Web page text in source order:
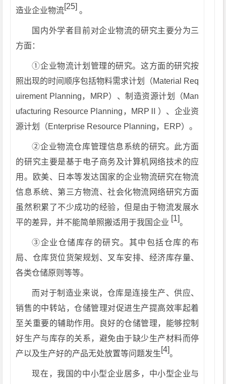
造业企业物流[25] 。
国内外学者目前对企业物流的研究主要分为三
方面：
①企业物流计划管理的研究。这方面的研究按
照出现的时间顺序包括物料需求计划（Material Req
uirement Planning，MRP）、制造资源计划（Man
ufacturing Resource Planning，MRPⅡ）、企业资
源计划（Enterprise Resource Planning，ERP）。
②企业物流仓库管理信息系统的研究。此方面
的研究主要是基于电子商务及计算机网络技术的应
用。欧美、日本等发达国家的企业物流研究在物流
信息系统、第三方物流、社会化物流网络研究方面
虽然积累了不少成功的经验，但是由于物流发展水
平的差异，并不能简单照搬适用于我国企业 [1]。
③企业仓储库存的研究。其中包括仓库的布
局、仓库货位货架规划、叉车安排、经济库存量、
各类仓储原则等等。
而对于制造业来说，仓库是连接生产、供应、
销售的中转站，仓储管理对促进生产提高效率起着
至关重要的辅助作用。良好的仓储管理，能够控制
好生产与库存的关系，避免由于缺少生产材料而停
产以及生产好的产品无处放置等问题发生[4]。
现在，我国的中小型企业居多，中小型企业与